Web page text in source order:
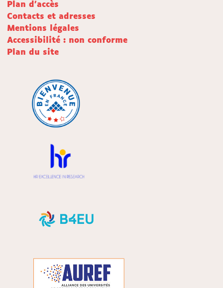
Plan d'accès
Contacts et adresses
Mentions légales
Accessibilité : non conforme
Plan du site